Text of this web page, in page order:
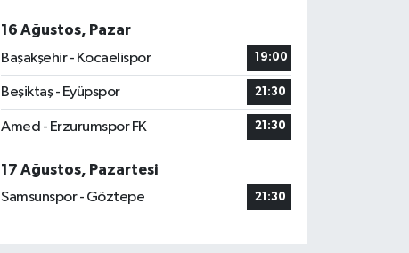
16 Ağustos, Pazar
Başakşehir - Kocaelispor
19:00
Beşiktaş - Eyüpspor 21:30
Amed - Erzurumspor FK 21:30
17 Ağustos, Pazartesi
Samsunspor - Göztepe
21:30